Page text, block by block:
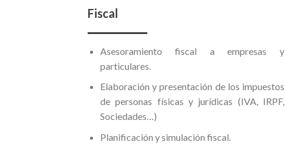
Fiscal
Asesoramiento fiscal a empresas y
particulares.
Elaboración y presentación de los impuestos
de personas físicas y jurídicas (IVA, IRPF,
Sociedades…)
Planificación y simulación fiscal.